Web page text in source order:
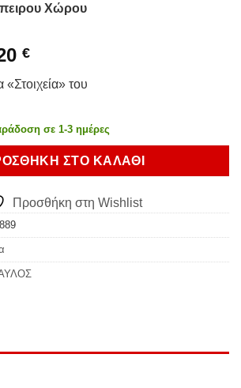
Χώρου
€Η
τρέχουσα
τιμή
11.20 €.
του
σε 1-3 ημέρες
ΣΤΟ ΚΑΛΆΘΙ
Προσθήκη στη Wishlist